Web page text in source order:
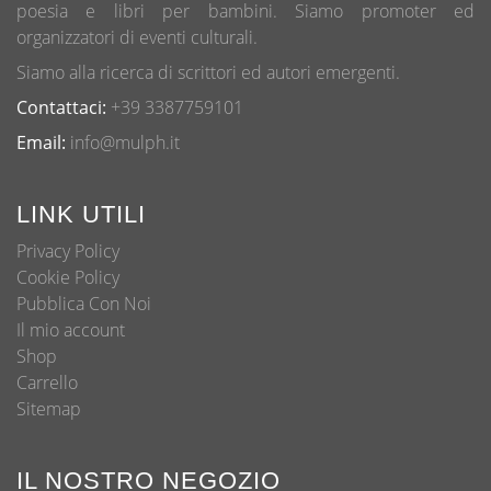
poesia e libri per bambini. Siamo promoter ed
organizzatori di eventi culturali.
Siamo alla ricerca di scrittori ed autori emergenti.
Contattaci: +39 3387759101
Email: info@mulph.it
LINK UTILI
Privacy Policy
Cookie Policy
Pubblica Con Noi
Il mio account
Shop
Carrello
Sitemap
IL NOSTRO NEGOZIO